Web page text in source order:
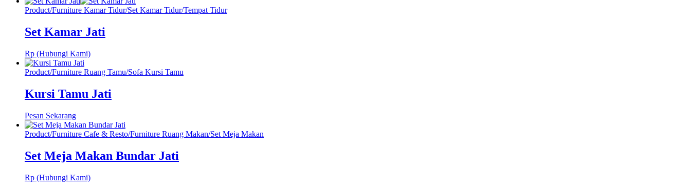
Product/Furniture Kamar Tidur/Set Kamar Tidur/Tempat Tidur
Set Kamar Jati
Rp (Hubungi Kami)
Product/Furniture Ruang Tamu/Sofa Kursi Tamu
Kursi Tamu Jati
Pesan Sekarang
Product/Furniture Cafe & Resto/Furniture Ruang Makan/Set Meja Makan
Set Meja Makan Bundar Jati
Rp (Hubungi Kami)